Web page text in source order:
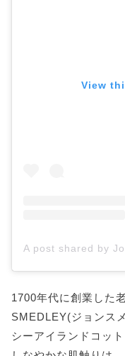
View
1700年代に創業した
SMEDLEY(ジョンス
シーアイランドコッ